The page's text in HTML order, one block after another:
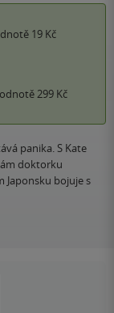
19 Kč
299 Kč
panika. S Kate
doktorku
Japonsku bojuje s